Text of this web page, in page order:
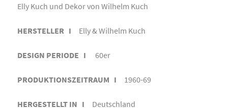
Elly Kuch und Dekor von Wilhelm Kuch
HERSTELLER I Elly & Wilhelm Kuch
DESIGN PERIODE I 60er
PRODUKTIONSZEITRAUM I 1960-69
HERGESTELLT IN I Deutschland